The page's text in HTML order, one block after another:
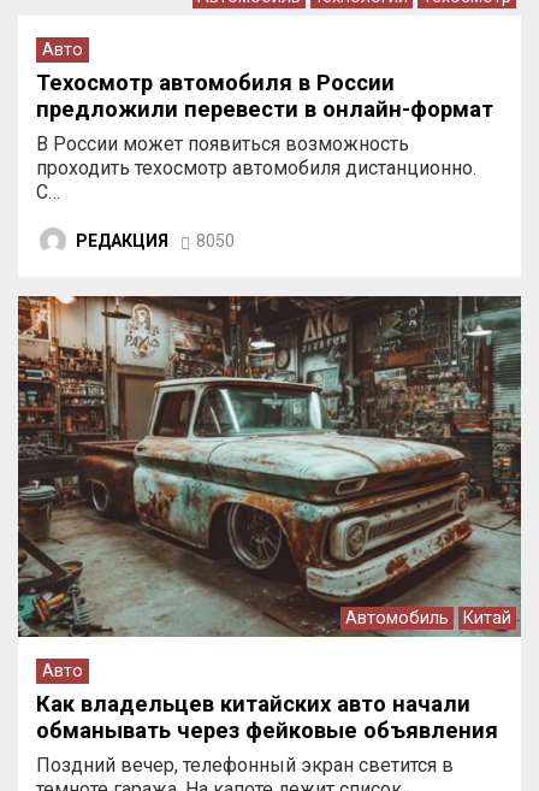
Авто
Техосмотр автомобиля в России
предложили перевести в онлайн-формат
В России может появиться возможность
проходить техосмотр автомобиля дистанционно.
С…
РЕДАКЦИЯ 8050
Автомобиль Китай
Авто
Как владельцев китайских авто начали
обманывать через фейковые объявления
Поздний вечер, телефонный экран светится в